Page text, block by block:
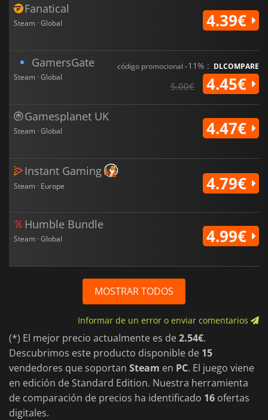
Fanatical
Steam · Global 4.39€
GamersGate
Steam · Global
código promocional -11% : DLCOMPARE
5.00€ 4.45€
Gamesplanet UK
Steam · Global 4.47€
Instant Gaming
Steam · Europe 4.79€
Humble Bundle
Steam · Global 4.99€
MOSTRAR TODOS
Informar de un error o enviar comentarios
(*) El mejor precio actualmente es de2.54€.
Descubrimos este producto disponible de 15
vendedores que soportan Steam en PC. El juego viene
en edición de Standard Edition. Nuestra herramienta
de comparación de precios ha identificado 16 ofertas
digitales.